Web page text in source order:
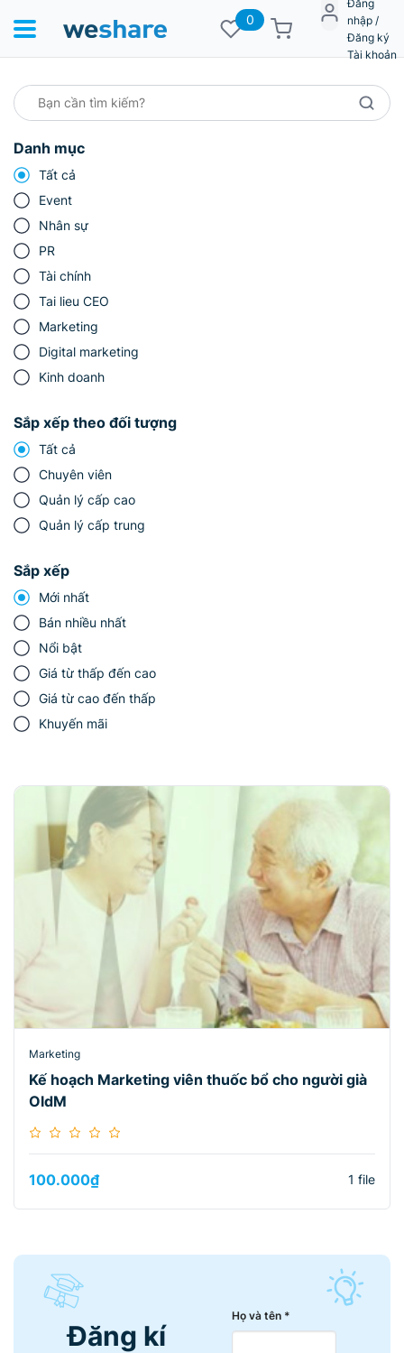
0
Đăng
nhập /
Đăng ký
Tài khoản
Danh mục
Tất cả
Event
Nhân sự
PR
Tài chính
Tai lieu CEO
Marketing
Digital marketing
Kinh doanh
Sắp xếp theo đối tượng
Tất cả
Chuyên viên
Quản lý cấp cao
Quản lý cấp trung
Sắp xếp
Mới nhất
Bán nhiều nhất
Nổi bật
Giá từ thấp đến cao
Giá từ cao đến thấp
Khuyến mãi
Marketing
Kế hoạch Marketing viên thuốc bổ cho người già
OldM
100.000₫ 1 file
Đăng kí
Họ và tên *